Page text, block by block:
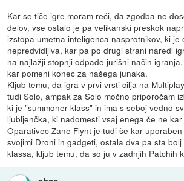
Kar se tiče igre moram reči, da zgodba ne
delov, vse ostalo je pa velikanski preskok
izstopa umetna inteligenca nasprotnikov, ki je
nepredvidljiva, kar pa po drugi strani naredi
na najlažji stopnji odpade jurišni način
kar pomeni konec za našega junaka.
Kljub temu, da igra v prvi vrsti cilja na
tudi Solo, ampak za Solo močno priporočam
ki je "summoner klass" in ima s seboj vedno
ljubljenčka, ki nadomesti vsaj enega če ne
Oparativec Zane Flynt je tudi še kar
svojimi Droni in gadgeti, ostala dva pa sta
klassa, kljub temu, da so ju v zadnjih Patchih